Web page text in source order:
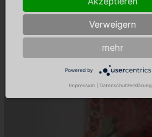
Verweigern
mehr
Powered by
Impressum Datenschutzerklärung